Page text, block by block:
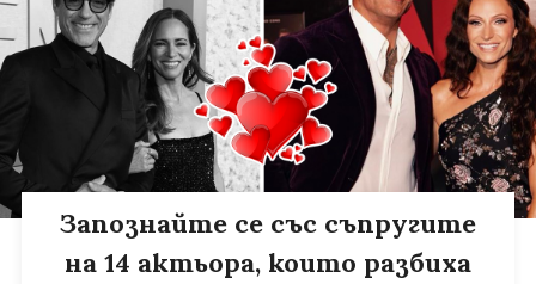
Запознайте се със съпругите
на 14 актьора, които разбиха